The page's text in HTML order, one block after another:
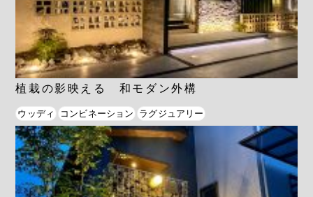
植栽の影映える 和モダン外構
ウッディ コンビネーション ラグジュアリー